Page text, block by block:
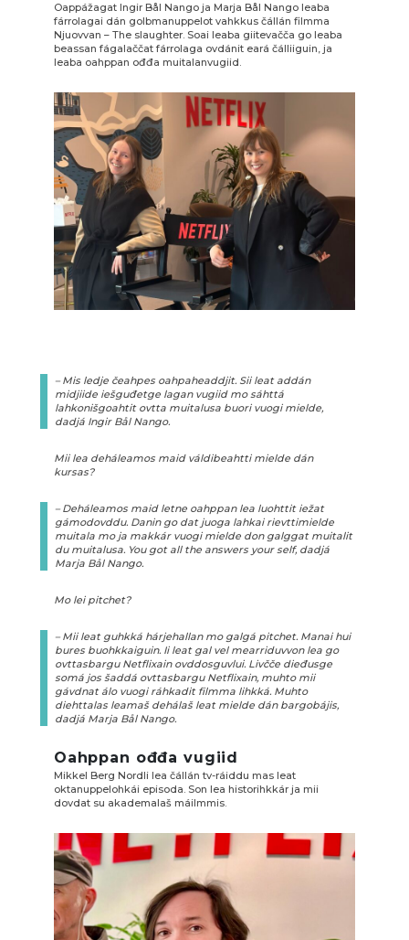
Oappážagat Ingir Bål Nango ja Marja Bål Nango leaba
fárrolagai dán golbmanuppelot vahkkus čállán filmma
Njuovvan – The slaughter. Soai leaba giitevačča go leaba
beassan fágalaččat fárrolaga ovdánit eará čálliiguin, ja
leaba oahppan ođđa muitalanvugiid.
– Mis ledje čeahpes oahpaheaddjit. Sii leat addán
midjiide iešguđetge lagan vugiid mo sáhttá
lahkonišgoahtit ovtta muitalusa buori vuogi mielde,
dadjá Ingir Bål Nango.
Mii lea deháleamos maid váldibeahtti mielde dán
kursas?
– Deháleamos maid letne oahppan lea luohttit iežat
gámodovddu. Danin go dat juoga lahkai rievttimielde
muitala mo ja makkár vuogi mielde don galggat muitalit
du muitalusa. You got all the answers your self, dadjá
Marja Bål Nango.
Mo lei pitchet?
– Mii leat guhkká hárjehallan mo galgá pitchet. Manai hui
bures buohkkaiguin. Ii leat gal vel mearriduvvon lea go
ovttasbargu Netflixain ovddosguvlui. Livčče dieđusge
somá jos šaddá ovttasbargu Netflixain, muhto mii
gávdnat álo vuogi ráhkadit filmma lihkká. Muhto
diehttalas leamaš dehálaš leat mielde dán bargobájis,
dadjá Marja Bål Nango.
Oahppan ođđa vugiid
Mikkel Berg Nordli lea čállán tv-ráiddu mas leat
oktanuppelohkái episoda. Son lea historihkkár ja mii
dovdat su akademalaš máilmmis.